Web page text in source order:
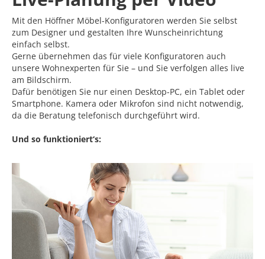
Mit den Höffner Möbel-Konfiguratoren werden Sie selbst
zum Designer und gestalten Ihre Wunscheinrichtung
einfach selbst.
Gerne übernehmen das für viele Konfiguratoren auch
unsere Wohnexperten für Sie – und Sie verfolgen alles live
am Bildschirm.
Dafür benötigen Sie nur einen Desktop-PC, ein Tablet oder
Smartphone. Kamera oder Mikrofon sind nicht notwendig,
da die Beratung telefonisch durchgeführt wird.
Und so funktioniert‘s: